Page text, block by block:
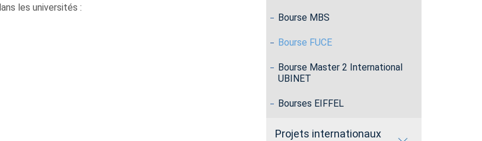
Bourse MBS
Bourse FUCE
Bourse Master 2 International
UBINET
Bourses EIFFEL
Projets internationaux
les universités :